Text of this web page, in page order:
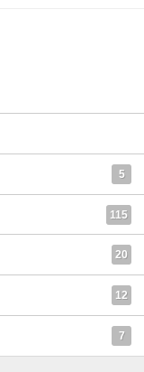
5
115
20
12
7